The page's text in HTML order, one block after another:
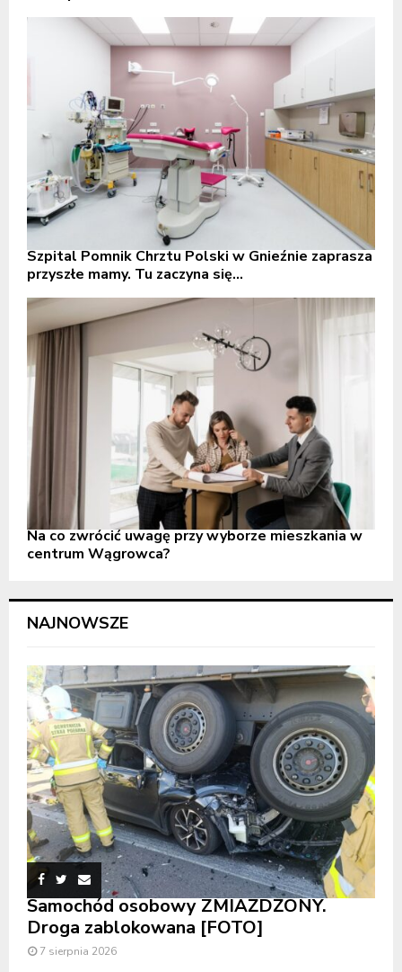
Szpital Pomnik Chrztu Polski w Gnieźnie zaprasza
przyszłe mamy. Tu zaczyna się...
Na co zwrócić uwagę przy wyborze mieszkania w
centrum Wągrowca?
NAJNOWSZE
Samochód osobowy ZMIAŻDŻONY.
Droga zablokowana [FOTO]
7 sierpnia 2026